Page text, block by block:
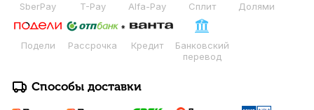
SberPay T-Pay Alfa-Pay Сплит Долями
Подели Рассрочка Кредит
Банковский
перевод
Способы доставки